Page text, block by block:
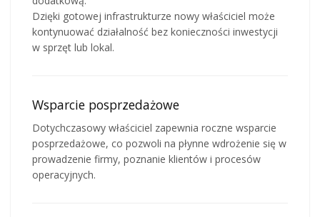
Dzięki gotowej infrastrukturze nowy właściciel może
kontynuować działalność bez konieczności inwestycji
w sprzęt lub lokal.
Wsparcie posprzedażowe
Dotychczasowy właściciel zapewnia roczne wsparcie
posprzedażowe, co pozwoli na płynne wdrożenie się w
prowadzenie firmy, poznanie klientów i procesów
operacyjnych.